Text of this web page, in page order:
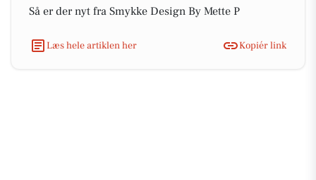
Så er der nyt fra Smykke Design By Mette P
Læs hele artiklen her Kopiér link